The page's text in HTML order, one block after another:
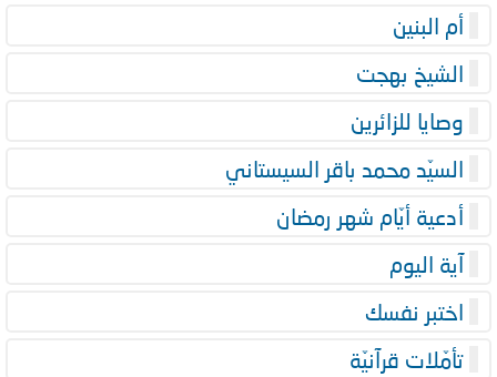
أم البنين
الشيخ بهجت
وصايا للزائرين
السيّد محمد باقر السيستاني
أدعية أيّام شهر رمضان
آية اليوم
اختبر نفسك
تأمّلات قرآنيّة